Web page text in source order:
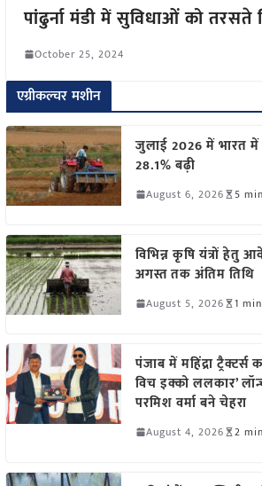
पांढुर्ना मंडी में सुविधाओं को तरसते
October 25, 2024
एग्रीकल्चर मशीन
जुलाई 2026 में भारत में
28.1% बढ़ी
August 6, 2026 5
विभिन्न कृषि यंत्रों
अगस्त तक अंतिम तिथि
August 5, 2026 1
पंजाब में महिंद्रा ट्रैक्टर्स
विच इक्को ललकार’
परमिश वर्मा बने चेहरा
August 4, 2026 2